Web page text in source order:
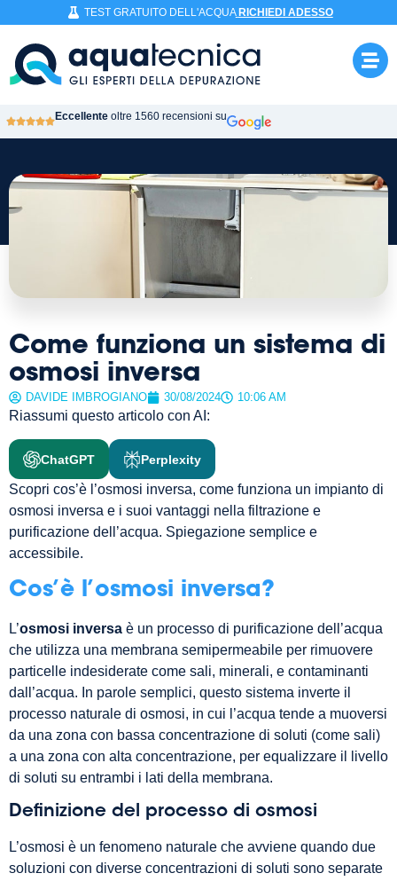
TEST GRATUITO DELL'ACQUA RICHIEDI ADESSO
Eccellente oltre 1560 recensioni su
Come funziona un sistema di
osmosi inversa
DAVIDE IMBROGIANO 30/08/2024 10:06 AM
Riassumi questo articolo con AI:
ChatGPT Perplexity
Scopri cos’è l’osmosi inversa, come funziona un impianto di
osmosi inversa e i suoi vantaggi nella filtrazione e
purificazione dell’acqua. Spiegazione semplice e
accessibile.
Cos’è l’osmosi inversa?
L’osmosi inversa è un processo di purificazione dell’acqua
che utilizza una membrana semipermeabile per rimuovere
particelle indesiderate come sali, minerali, e contaminanti
dall’acqua. In parole semplici, questo sistema inverte il
processo naturale di osmosi, in cui l’acqua tende a muoversi
da una zona con bassa concentrazione di soluti (come sali)
a una zona con alta concentrazione, per equalizzare il livello
di soluti su entrambi i lati della membrana.
Definizione del processo di osmosi
L’osmosi è un fenomeno naturale che avviene quando due
soluzioni con diverse concentrazioni di soluti sono separate